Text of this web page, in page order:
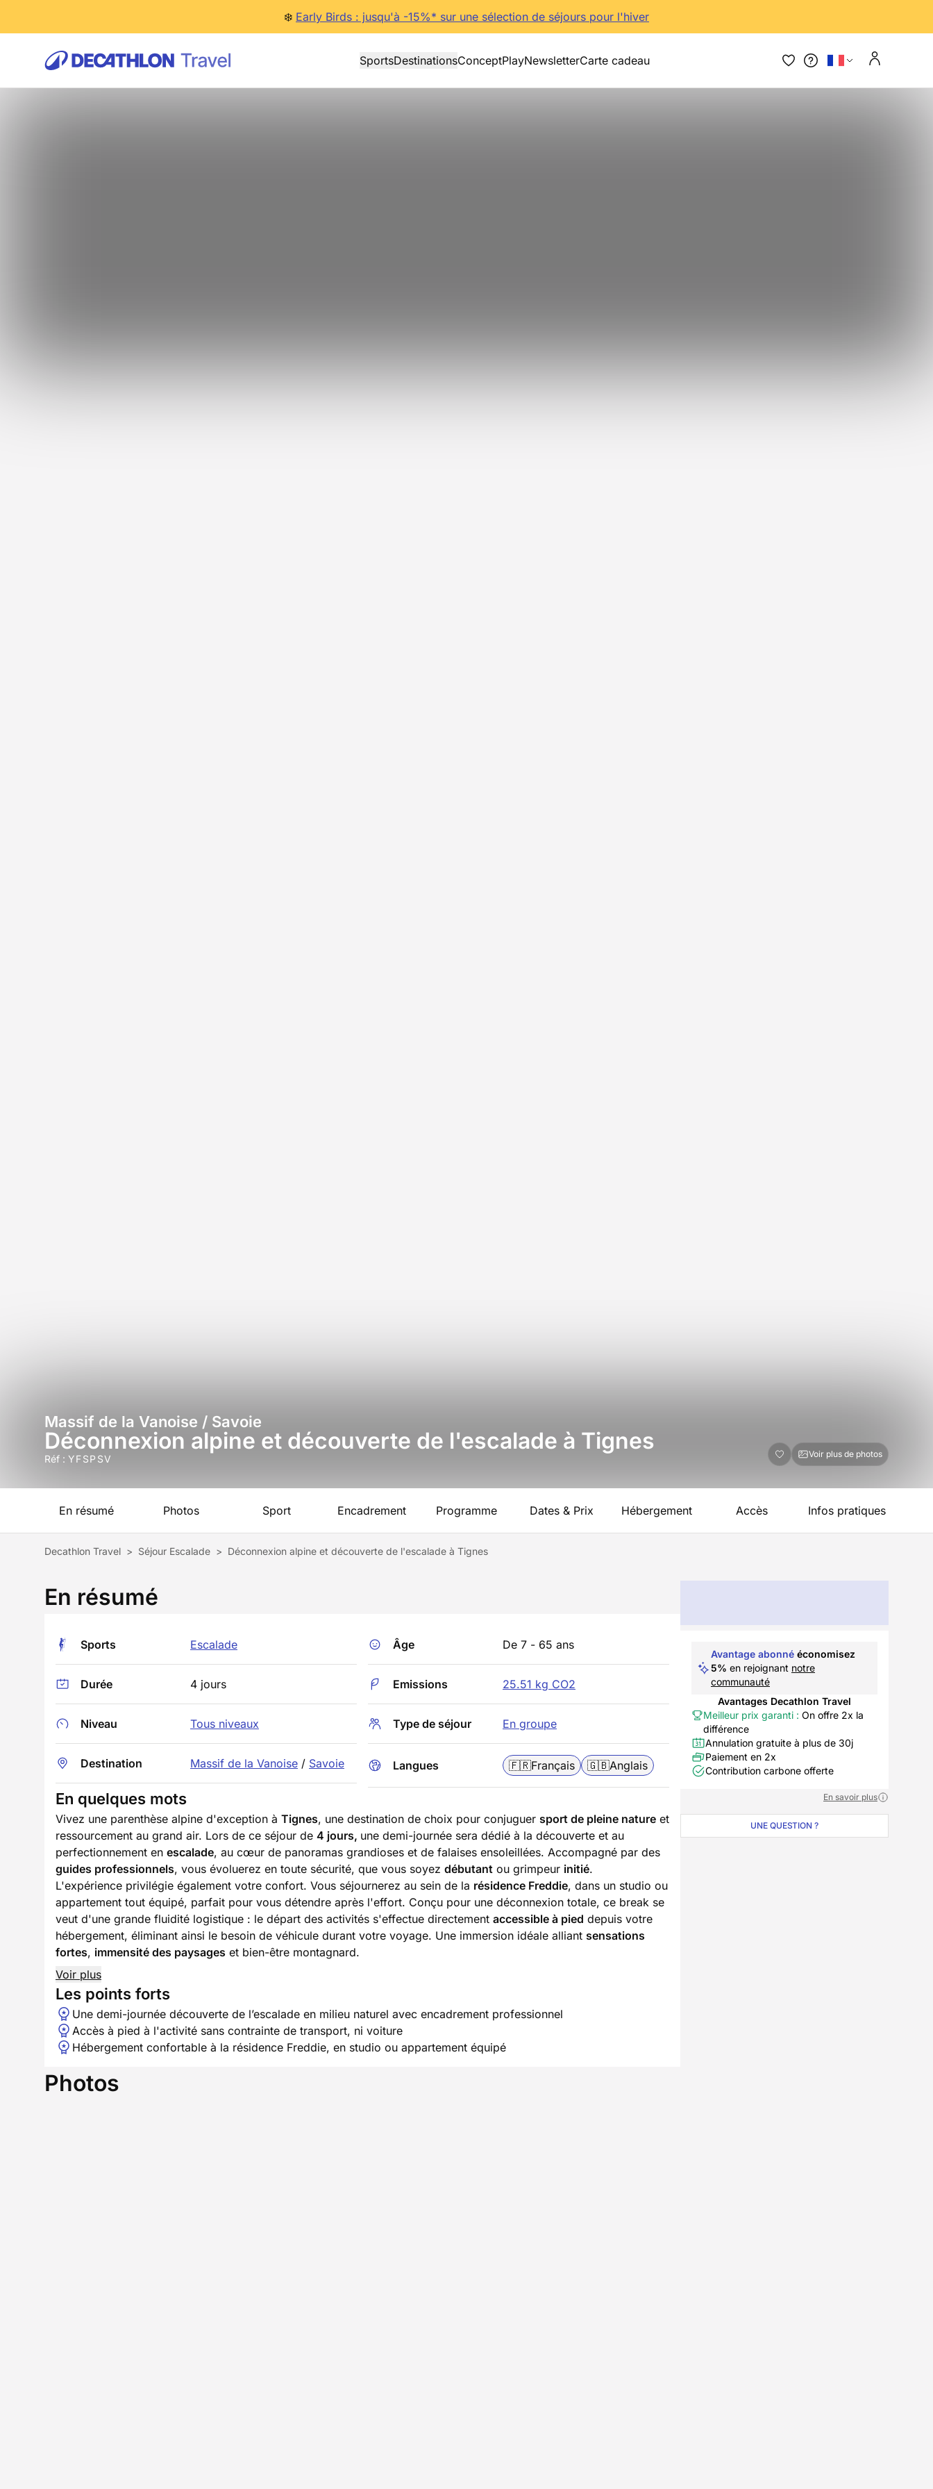
❄️ Early Birds : jusqu'à -15%* sur une sélection de séjours pour l'hiver
SportsDestinationsConceptPlayNewsletterCarte cadeau
Massif de la Vanoise / Savoie
Déconnexion alpine et découverte de l'escalade à Tignes
Réf : YFSPSV Voir plus de photos
En résumé Photos Sport Encadrement Programme Dates & Prix Hébergement Accès Infos pratiques
Decathlon Travel > Séjour Escalade > Déconnexion alpine et découverte de l'escalade à Tignes
En résumé
Sports Escalade
Durée 4 jours
Niveau Tous niveaux
Destination Massif de la Vanoise / Savoie
Âge De 7 - 65 ans
Emissions 25.51 kg CO2
Type de séjour En groupe
Langues 🇫🇷Français 🇬🇧Anglais
En quelques mots
Vivez une parenthèse alpine d'exception à Tignes, une destination de choix pour conjuguer sport de pleine nature et
ressourcement au grand air. Lors de ce séjour de 4 jours, une demi-journée sera dédié à la découverte et au
perfectionnement en escalade, au cœur de panoramas grandioses et de falaises ensoleillées. Accompagné par des
guides professionnels, vous évoluerez en toute sécurité, que vous soyez débutant ou grimpeur initié.
L'expérience privilégie également votre confort. Vous séjournerez au sein de la résidence Freddie, dans un studio ou
appartement tout équipé, parfait pour vous détendre après l'effort. Conçu pour une déconnexion totale, ce break se
veut d'une grande fluidité logistique : le départ des activités s'effectue directement accessible à pied depuis votre
hébergement, éliminant ainsi le besoin de véhicule durant votre voyage. Une immersion idéale alliant sensations
fortes, immensité des paysages et bien-être montagnard.
Voir plus
Les points forts
Une demi-journée découverte de l’escalade en milieu naturel avec encadrement professionnel
Accès à pied à l'activité sans contrainte de transport, ni voiture
Hébergement confortable à la résidence Freddie, en studio ou appartement équipé
Photos
Avantage abonné économisez
5% en rejoignant notre
communauté
Avantages Decathlon Travel
Meilleur prix garanti : On offre 2x la
différence
Annulation gratuite à plus de 30j
Paiement en 2x
Contribution carbone offerte
En savoir plus
UNE QUESTION ?